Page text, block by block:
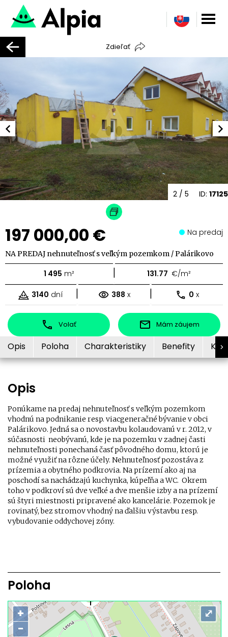
Zdieľať
ID: 17125
2 / 5
197 000,00 € Na predaj
NA PREDAJ nehnuteľnosť s veľkým pozemkom / Palárikovo
1 495 m² | 131.77 €/m²
3140 dní | 388 x | 0 x
Volať Mám záujem
Opis Poloha Charakteristiky Benefity
Opis
Ponúkame na predaj nehnuteľnosť s veľkým pozemkom
vhodnú na podnikanie resp. viacgeneračné bývanie v obci
Palárikovo. Jedná sa o novostavbu kolaudovanú v r. 2012, v
súčasnosti neobývanú, kde je na pozemku v zadnej časti
nehnuteľnosti ponechaná časť pôvodného domu, ktorú je
možné využiť na rôzne účely. Nehnuteľnosť pozostáva z
prízemia a obytného podkrovia. Na prízemí ako aj na
poschodí sa nachádzajú kuchynka, kúpeľňa a WC. Okrem
toho v podkroví sú dve veľké a dve menšie izby a na prízemí
sú štyri miestnosti pripravené ako kancelárie. Pozemok je
rovinatý, bez stromov vhodný na ďalšiu výstavbu resp.
vybudovanie oddychovej zóny.
Poloha
+
−
⤢